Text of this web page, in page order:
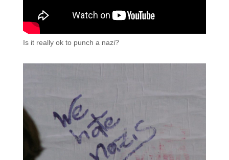
Is it really ok to punch a nazi?